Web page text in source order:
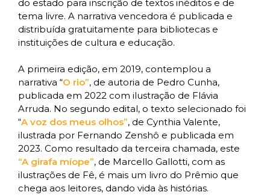
do estado para inscrição de textos inéditos e de
tema livre. A narrativa vencedora é publicada e
distribuída gratuitamente para bibliotecas e
instituições de cultura e educação.
A primeira edição, em 2019, contemplou a
narrativa “O rio”, de autoria de Pedro Cunha,
publicada em 2022 com ilustração de Flávia
Arruda. No segundo edital, o texto selecionado foi
“A voz dos meus olhos”, de Cynthia Valente,
ilustrada por Fernando Zenshô e publicada em
2023. Como resultado da terceira chamada, este
“A girafa míope”, de Marcello Gallotti, com as
ilustrações de Fê, é mais um livro do Prêmio que
chega aos leitores, dando vida às histórias.